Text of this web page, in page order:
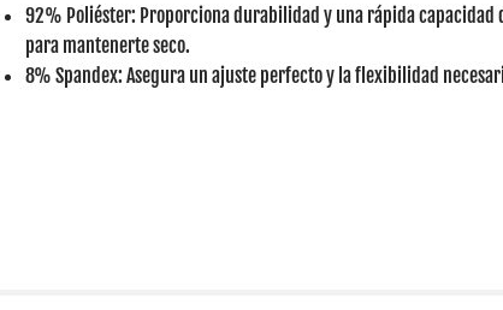
92% Poliéster: Proporciona durabilidad y una rápida capacidad
para mantenerte seco.
8% Spandex: Asegura un ajuste perfecto y la flexibilidad